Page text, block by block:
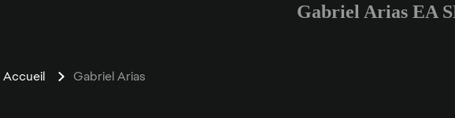
Gabriel Arias EA
Accueil Gabriel Arias